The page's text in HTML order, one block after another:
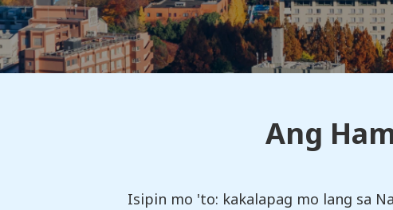
Ang
Isipin mo 'to: kakalapag mo lang sa